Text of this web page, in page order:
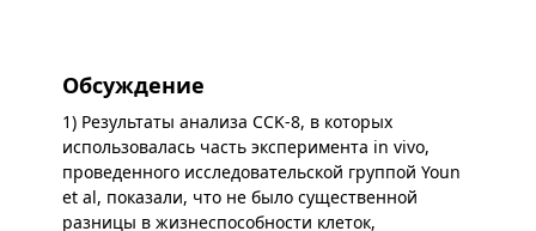
Обсуждение
1) Результаты анализа CCK-8, в которых
использовалась часть эксперимента in vivo,
проведенного исследовательской группой Youn
et al, показали, что не было существенной
разницы в жизнеспособности клеток,